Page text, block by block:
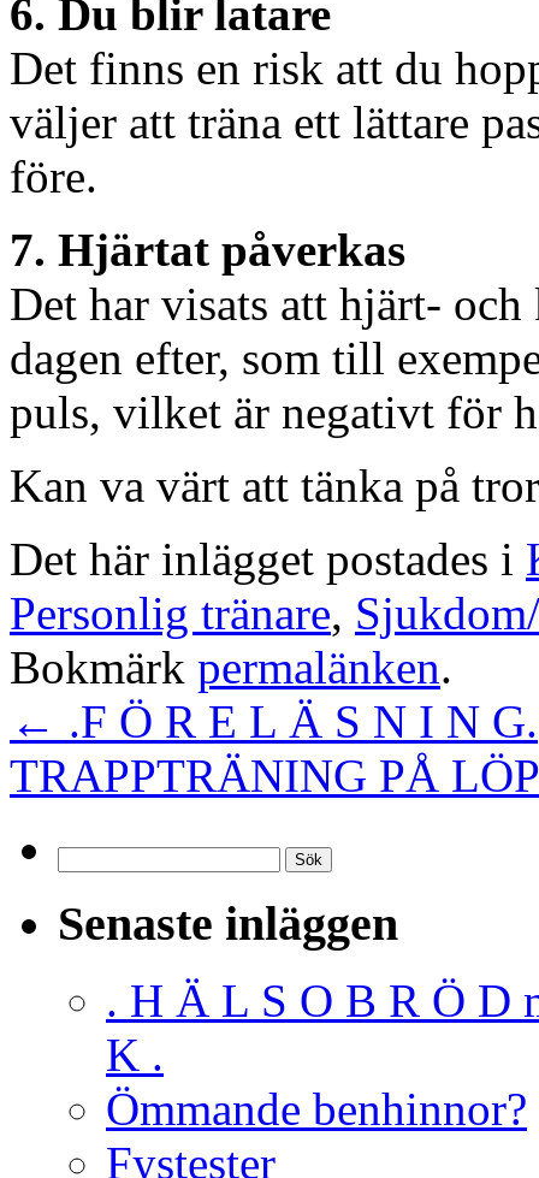
6. Du blir latare
Det finns en risk att du
väljer att träna ett lättare
före.
7. Hjärtat påverkas
Det har visats att hjärt-
dagen efter, som till
puls, vilket är negativt för
Kan va värt att tänka på
Det här inlägget postades i
Personlig tränare,
Bokmärk permalänken.
← .F Ö R E L Ä S N I N G.
TRAPPTRÄNING PÅ
efter:
Senaste inläggen
. H Ä L S O B R Ö D
K .
Ömmande benhinnor?
Fystester